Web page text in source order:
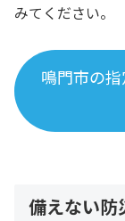
みてください。
鳴門市の
備えない防